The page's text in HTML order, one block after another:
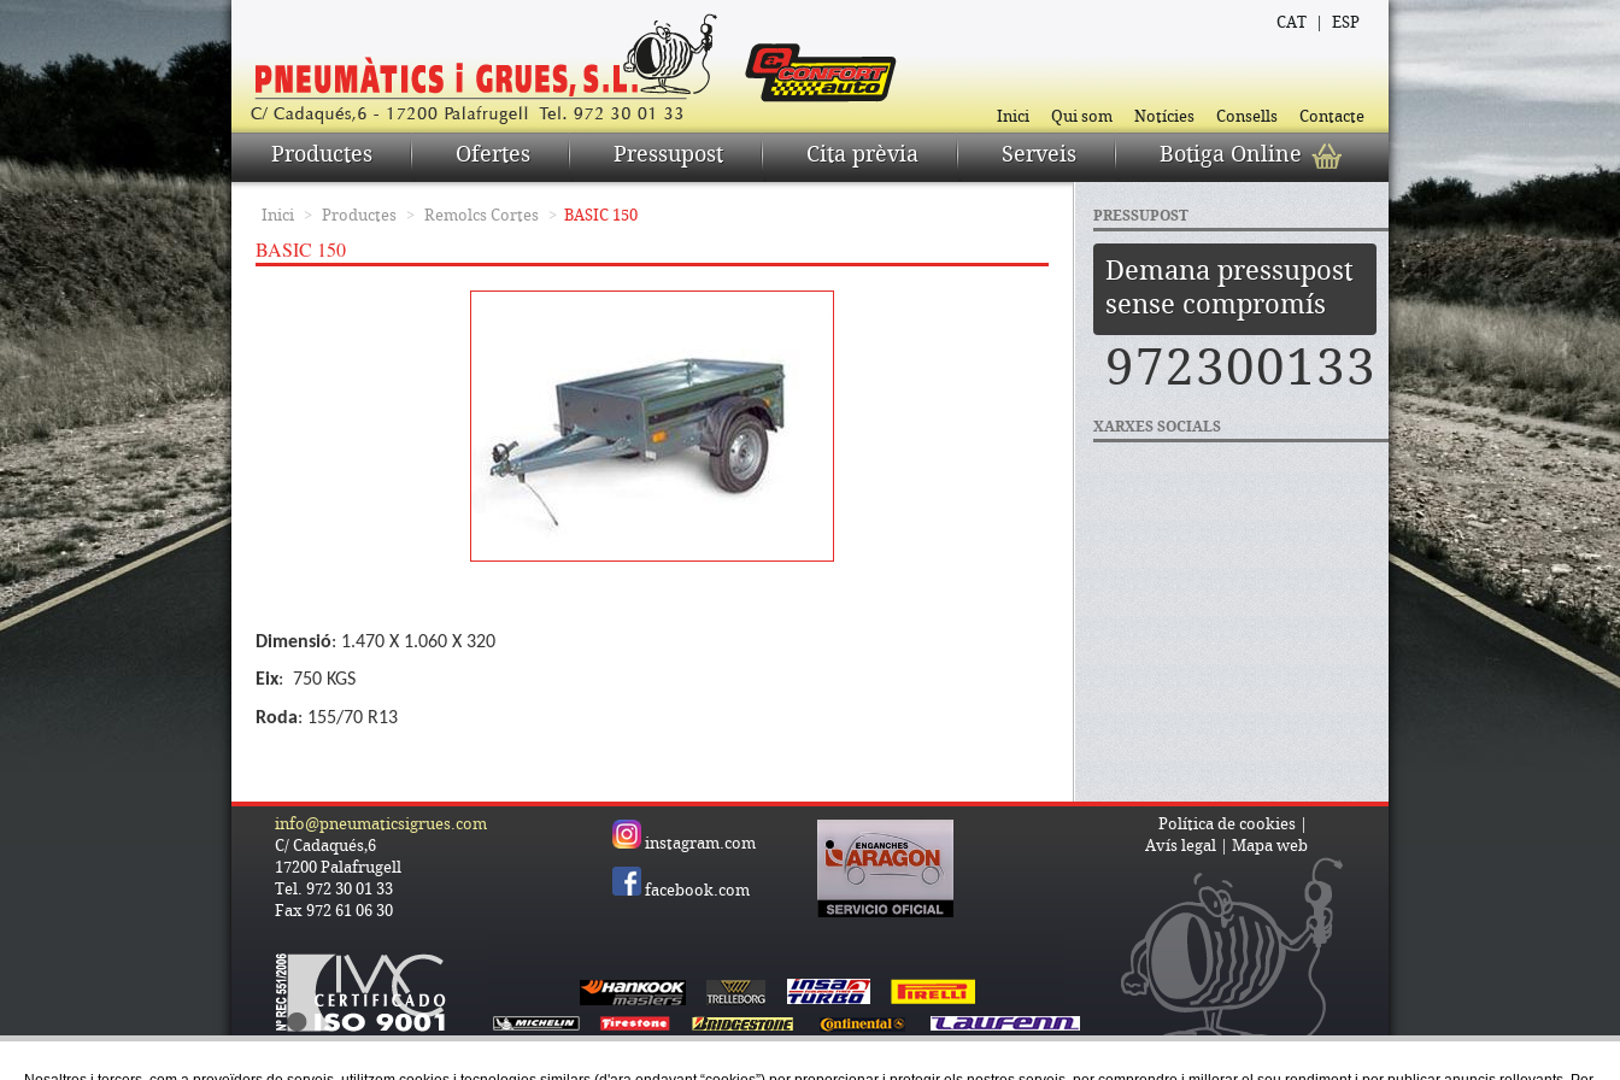
CAT ESP
Inici Qui som Notícies Consells Contacte
Productes Ofertes Pressupost Cita prèvia Serveis Botiga Online
Inici > Productes > Remolcs Cortes > BASIC 150
BASIC 150
Dimensió: 1.470 X 1.060 X 320
Eix: 750 KGS
Roda: 155/70 R13
PRESSUPOST
Demana pressupost
sense compromís
972300133
XARXES SOCIALS
info@pneumaticsigrues.com
C/ Cadaqués,6
17200 Palafrugell
Tel. 972 30 01 33
Fax 972 61 06 30
instagram.com
facebook.com
Política de cookies
Avís legal
Mapa web